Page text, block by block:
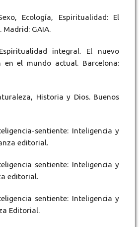
Ecología, Espiritualidad: El
Madrid: GAIA.
integral. El nuevo
el mundo actual. Barcelona:
Historia y Dios. Buenos
sentiente: Inteligencia y
editorial.
sentiente: Inteligencia y
editorial.
sentiente: Inteligencia y
Editorial.